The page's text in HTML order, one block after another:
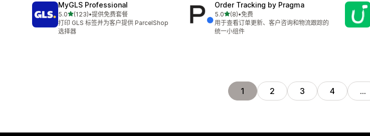
MyGLS Professional
5.0星（满分 5 星）
(123)
总共 123 条评论
•提供免费套餐
打印 GLS 标签并为客户提供 ParcelShop
选择器
Order Tracking by Pragma
5.0星（满分 5 星）
(8)
总共 8 条评论
•免费
用于查看订单更新、客户咨询和物流跟踪的
统一小组件
1 2 3 4 …